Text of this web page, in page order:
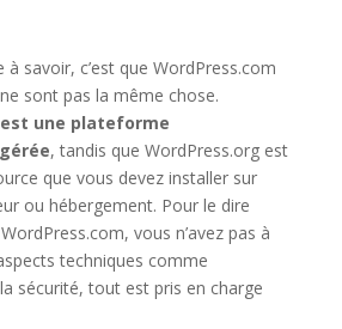
savoir, c’est que WordPress.com
sont pas la même chose.
une plateforme
, tandis que WordPress.org est
que vous devez installer sur
ou hébergement. Pour le dire
vous n’avez pas à
techniques comme
sécurité, tout est pris en charge